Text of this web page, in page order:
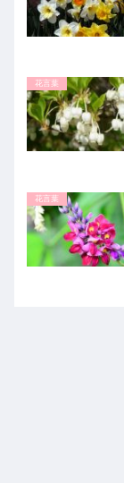
花言葉
花言葉